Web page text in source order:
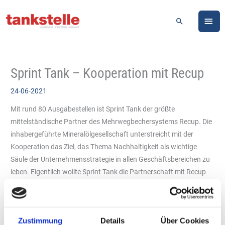
Zustimmung Details Über Cookies
Inhalt
Suchen
Sprint Tank – Kooperation mit Recup
24-06-2021
Mit rund 80 Ausgabestellen ist Sprint Tank der größte
mittelständische Partner des Mehrwegbechersystems Recup. Die
inhabergeführte Mineralölgesellschaft unterstreicht mit der
Kooperation das Ziel, das Thema Nachhaltigkeit als wichtige
Säule der Unternehmensstrategie in allen Geschäftsbereichen zu
leben. Eigentlich wollte Sprint Tank die Partnerschaft mit Recup
von Lavazza Anfang 2020 mit einer großen Marketingaktion
launchen. Doch dann kam die Corona-Pandemie und das Thema
Mehrwegbecher ist zunächst aus hygienischen Gründen ins